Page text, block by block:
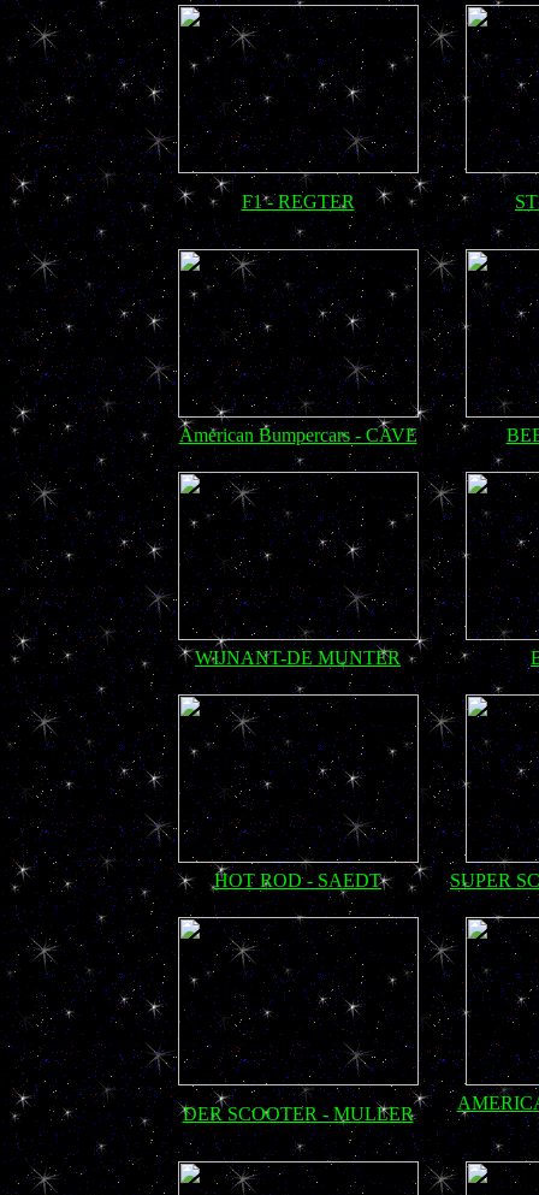
F1 - REGTER
American Bumpercars - CAVE
WIJNANT-DE MUNTER
HOT ROD - SAEDT SUPER
DER SCOOTER - MULLER